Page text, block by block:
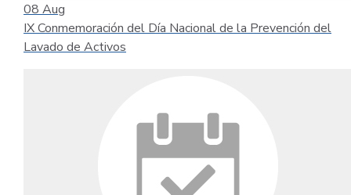
08 Aug
IX Conmemoración del Día Nacional de la Prevención del
Lavado de Activos